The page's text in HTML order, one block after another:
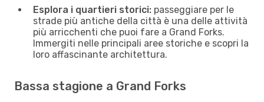
Esplora i quartieri storici: passeggiare per le
strade più antiche della città è una delle attività
più arricchenti che puoi fare a Grand Forks.
Immergiti nelle principali aree storiche e scopri la
loro affascinante architettura.
Bassa stagione a Grand Forks